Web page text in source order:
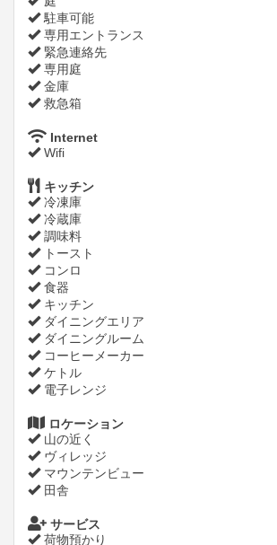
駐車可能
専用エントランス
緊急連絡先
専用庭
金庫
救急箱
Internet
Wifi
キッチン
冷凍庫
冷蔵庫
調味料
トースト
コンロ
食器
キッチン
ダイニングエリア
ダイニングルーム
コーヒーメーカー
ケトル
電子レンジ
ロケーション
山の近く
ヴィレッジ
マウンテンビュー
田舎
サービス
荷物預かり